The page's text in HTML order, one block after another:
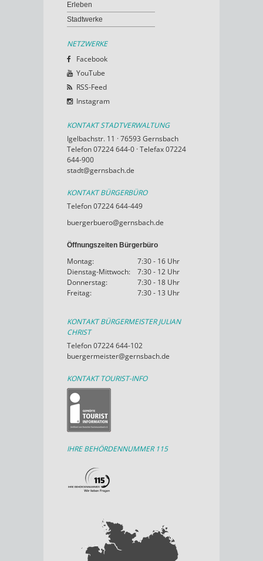
Erleben
Stadtwerke
NETZWERKE
Facebook
YouTube
RSS-Feed
Instagram
KONTAKT STADTVERWALTUNG
Igelbachstr. 11 · 76593 Gernsbach
Telefon 07224 644-0 · Telefax 07224
644-900
stadt@gernsbach.de
KONTAKT BÜRGERBÜRO
Telefon 07224 644-449
buergerbuero@gernsbach.de
Öffnungszeiten Bürgerbüro
Montag:
7:30 - 16 Uhr
Dienstag-Mittwoch:
7:30 - 12 Uhr
Donnerstag:
7:30 - 18 Uhr
Freitag:
7:30 - 13 Uhr
KONTAKT BÜRGERMEISTER JULIAN
CHRIST
Telefon 07224 644-102
buergermeister@gernsbach.de
KONTAKT TOURIST-INFO
IHRE BEHÖRDENNUMMER 115